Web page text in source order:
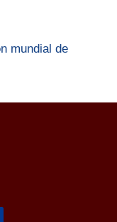
mundial de